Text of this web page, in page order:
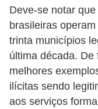
Deve-se notar
brasileiras
trinta municípios
última década.
melhores
ilícitas sendo
aos serviços